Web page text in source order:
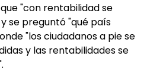
"con rentabilidad se
se preguntó "qué país
"los ciudadanos a pie se
y las rentabilidades se